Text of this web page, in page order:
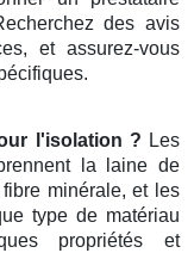
des avis
et assurez-vous
l'isolation ? Les
la laine de
minérale, et les
type de matériau
propriétés et